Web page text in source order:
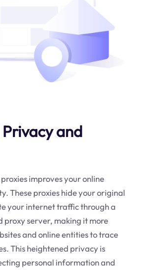
and
proxies improves your online
These proxies hide your original
your internet traffic through a
proxy server, making it more
and online entities to trace
This heightened privacy is
personal information and